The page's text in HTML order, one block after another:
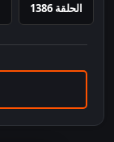
الحلقة 1386